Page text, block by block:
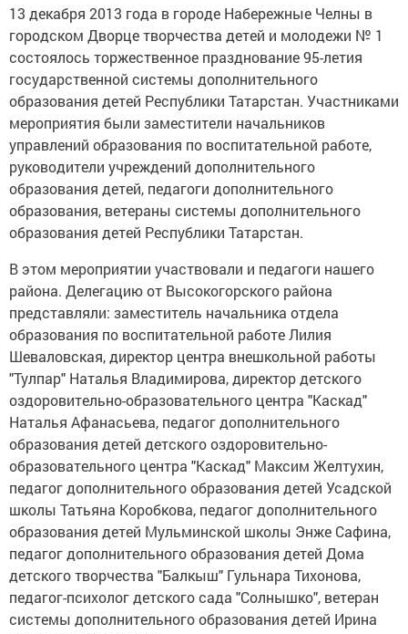
13 декабря 2013 года в городе Набережные Челны в
городском Дворце творчества детей и молодежи № 1
состоялось торжественное празднование 95-летия
государственной системы дополнительного
образования детей Республики Татарстан. Участниками
мероприятия были заместители начальников
управлений образования по воспитательной работе,
руководители учреждений дополнительного
образования детей, педагоги дополнительного
образования, ветераны системы дополнительного
образования детей Республики Татарстан.
В этом мероприятии участвовали и педагоги нашего
района. Делегацию от Высокогорского района
представляли: заместитель начальника отдела
образования по воспитательной работе Лилия
Шеваловская, директор центра внешкольной работы
"Тулпар" Наталья Владимирова, директор детского
оздоровительно-образовательного центра "Каскад"
Наталья Афанасьева, педагог дополнительного
образования детей детского оздоровительно-
образовательного центра "Каскад" Максим Желтухин,
педагог дополнительного образования детей Усадской
школы Татьяна Коробкова, педагог дополнительного
образования детей Мульминской школы Энже Сафина,
педагог дополнительного образования детей Дома
детского творчества "Балкыш" Гульнара Тихонова,
педагог-психолог детского сада "Солнышко", ветеран
системы дополнительного образования детей Ирина